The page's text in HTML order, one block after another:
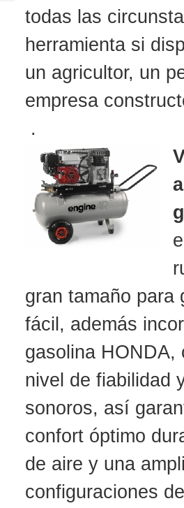
todas las
herramienta si
un agricultor, un
empresa
.
gran tamaño para
fácil, además
gasolina HONDA,
nivel de fiabilidad
sonoros, así
confort óptimo
de aire y una
configuraciones